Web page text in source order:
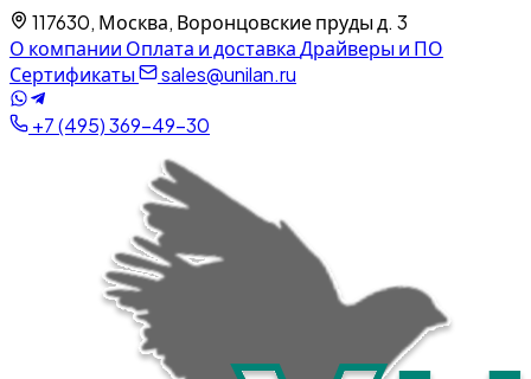
117630, Москва, Воронцовские пруды д. 3
О компании Оплата и доставкаДрайверы и ПО
Сертификаты
sales@unilan.ru
+7 (495) 369-49-30